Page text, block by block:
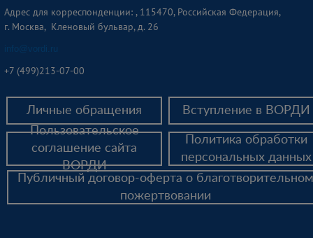
Адрес для корреспонденции: , 115470, Российская Федерация,
г. Москва, Кленовый бульвар, д. 26
info@vordi.ru
+7 (499)213-07-00
Личные обращения
Вступление в ВОРДИ
Пользовательское
соглашение сайта
ВОРДИ
Политика обработки
персональных данных
Публичный договор-оферта о благотворительном
пожертвовании